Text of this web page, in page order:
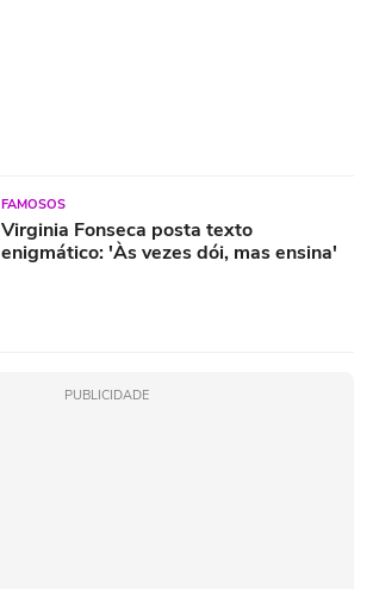
FAMOSOS
Virginia Fonseca posta texto
enigmático: 'Às vezes dói, mas ensina'
PUBLICIDADE